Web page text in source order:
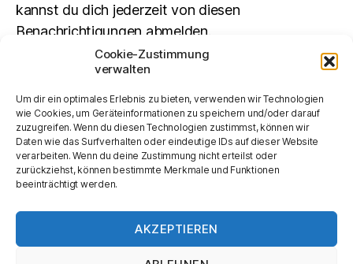
Cookie-Zustimmung
verwalten
Um dir ein optimales Erlebnis zu bieten, verwenden wir Technologien
wie Cookies, um Geräteinformationen zu speichern und/oder darauf
zuzugreifen. Wenn du diesen Technologien zustimmst, können wir
Daten wie das Surfverhalten oder eindeutige IDs auf dieser Website
verarbeiten. Wenn du deine Zustimmung nicht erteilst oder
zurückziehst, können bestimmte Merkmale und Funktionen
beeinträchtigt werden.
AKZEPTIEREN
kannst du dich jederzeit von diesen
Benachrichtigungen abmelden.
SUCHEN